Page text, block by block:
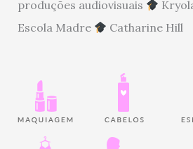
produções audiovisuais
Escola Madre
Catharine Hill